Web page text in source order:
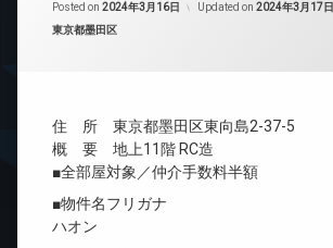
Posted on 2024年3月16日 Updated on 2024年3月17日
カテゴリー:
東京都墨田区
住 所 東京都墨田区東向島2-37-5
概 要 地上11階 RC造
■全部屋対象／仲介手数料半額
■物件名フリガナ
ハオン